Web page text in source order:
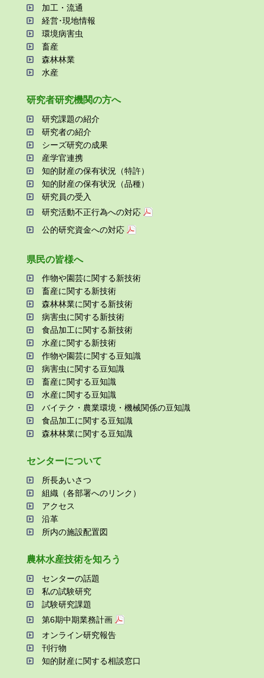
加⼯・流通
経営･現地情報
環境病害⾍
畜産
森林林業
⽔産
研究者研究機関の⽅へ
研究課題の紹介
研究者の紹介
シーズ研究の成果
産学官連携
知的財産の保有状況（特許）
知的財産の保有状況（品種）
研究員の受⼊
研究活動不正⾏為への対応
公的研究資金への対応
県⺠の皆様へ
作物や園芸に関する新技術
畜産に関する新技術
森林林業に関する新技術
病害⾍に関する新技術
⾷品加⼯に関する新技術
⽔産に関する新技術
作物や園芸に関する⾖知識
病害⾍に関する⾖知識
畜産に関する⾖知識
⽔産に関する⾖知識
バイテク・農業環境・機械関係の⾖知識
⾷品加⼯に関する⾖知識
森林林業に関する⾖知識
センターについて
所⻑あいさつ
組織（各部署へのリンク）
アクセス
沿⾰
所内の施設配置図
農林⽔産技術を知ろう
センターの話題
私の試験研究
試験研究課題
第6期中期業務計画
オンライン研究報告
刊⾏物
知的財産に関する相談窓⼝